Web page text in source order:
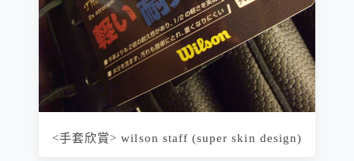
<手套欣賞> wilson staff (super skin design)